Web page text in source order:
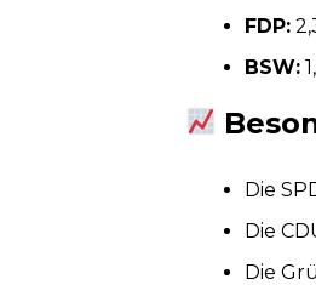
FDP:
BSW:
Die
Die
Die